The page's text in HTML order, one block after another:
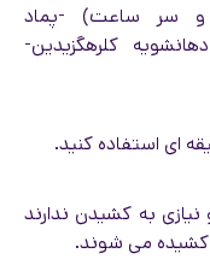
و سر ساعت) -پماد
دهانشویه کلرهگزیدین-
به کشیدن ندارند